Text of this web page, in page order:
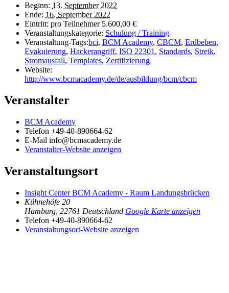
Beginn: 13. September 2022
Ende: 16. September 2022
Eintritt: pro Teilnehmer 5.600,00 €
Veranstaltungskategorie: Schulung / Training
Veranstaltung-Tags:bci, BCM Academy, CBCM, Erdbeben,
Evakuierung, Hackerangriff, ISO 22301 , Standards, Streik,
Stromausfall, Templates, Zertifizierung
Website:
http://www.bcmacademy.de/de/ausbildung/bcm/cbcm
Veranstalter
BCM Academy
Telefon +49-40-890664-62
E-Mail info@bcmacademy.de
Veranstalter-Website anzeigen
Veranstaltungsort
Insight Center BCM Academy - Raum Landungsbrücken
Kühnehöfe 20
Hamburg 22761 Deutschland Google Karte anzeigen
Telefon +49-40-890664-62
Veranstaltungsort-Website anzeigen